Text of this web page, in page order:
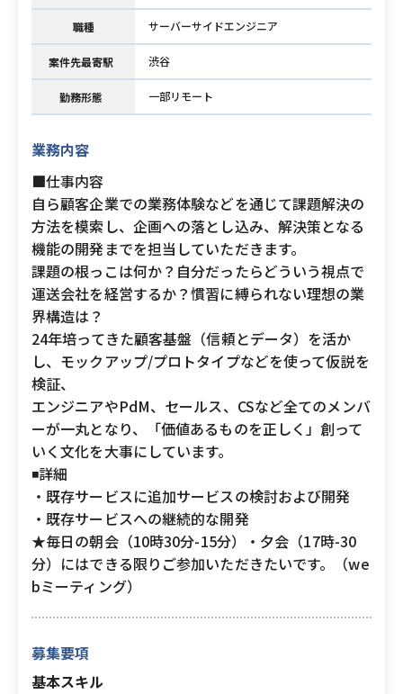
職種 サーバーサイドエンジニア
案件先最寄駅 渋谷
勤務形態 一部リモート
業務内容
■仕事内容
自ら顧客企業での業務体験などを通じて課題解決の
方法を模索し、企画への落とし込み、解決策となる
機能の開発までを担当していただきます。
課題の根っこは何か？自分だったらどういう視点で
運送会社を経営するか？慣習に縛られない理想の業
界構造は？
24年培ってきた顧客基盤（信頼とデータ）を活か
し、モックアップ/プロトタイプなどを使って仮説を
検証、
エンジニアやPdM、セールス、CSなど全てのメンバ
ーが一丸となり、「価値あるものを正しく」創って
いく文化を大事にしています。
◾️詳細
・既存サービスに追加サービスの検討および開発
・既存サービスへの継続的な開発
★毎日の朝会（10時30分-15分）・夕会（17時-30
分）にはできる限りご参加いただきたいです。（we
bミーティング）
募集要項
基本スキル